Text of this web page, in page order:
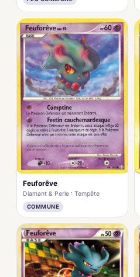
Feuforêve
Diamant & Perle : Tempête
COMMUNE